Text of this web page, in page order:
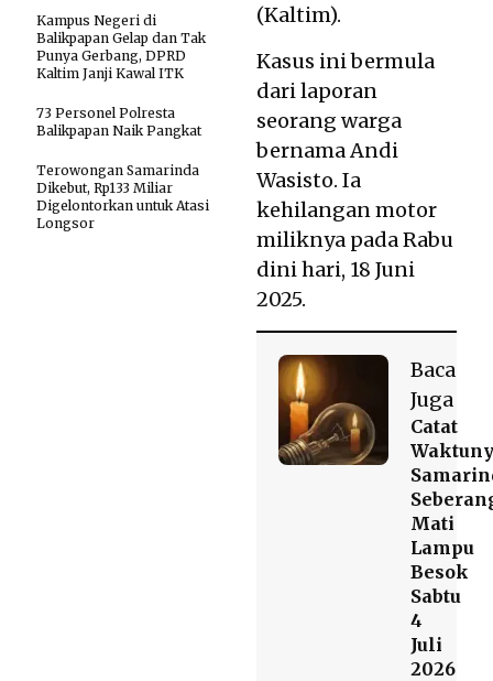
(Kaltim).
Kasus ini bermula
dari laporan
seorang warga
bernama Andi
Wasisto. Ia
kehilangan motor
miliknya pada Rabu
dini hari, 18 Juni
2025.
Baca
Juga
Catat
Mati
Lampu
Besok
Sabtu
4
Juli
2026
Kampus Negeri di
Balikpapan Gelap dan Tak
Punya Gerbang, DPRD
Kaltim Janji Kawal ITK
73 Personel Polresta
Balikpapan Naik Pangkat
Terowongan Samarinda
Dikebut, Rp133 Miliar
Digelontorkan untuk Atasi
Longsor